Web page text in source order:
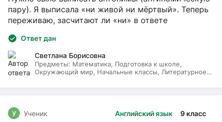
пару). Я выписала «ни живой ни мёртвый». Теперь
переживаю, засчитают ли «ни» в ответе
Ответ дан
Светлана Борисовна
Предметы: Математика, Подготовка к школе,
Окружающий мир, Начальные классы, Литературное
Английский язык 9 класс
У Ученик